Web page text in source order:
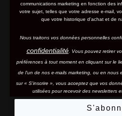
communications marketing en fonction des
votre sujet, telles que votre adresse e-mail,
que votre historique d'achat et de
Nous traitons vos données personnelles
confidentialité. Vous pouvez retirer
préférences à tout moment en cliquant sur le
de l'un de nos e-mails marketing, ou en nous
sur « S'inscrire », vous acceptez que vos
utilisées pour recevoir des newsletters